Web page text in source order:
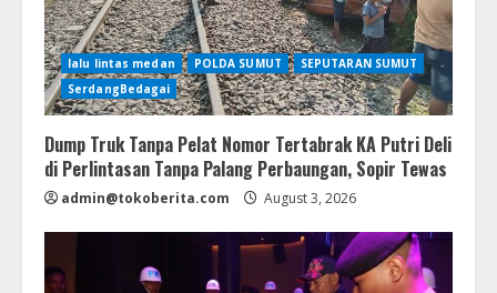
lalu lintas medan POLDA SUMUT
SEPUTARAN SUMUT
SerdangBedagai
Dump Truk Tanpa Pelat Nomor Tertabrak KA Putri Deli
di Perlintasan Tanpa Palang Perbaungan, Sopir Tewas
admin@tokoberita.com August 3, 2026